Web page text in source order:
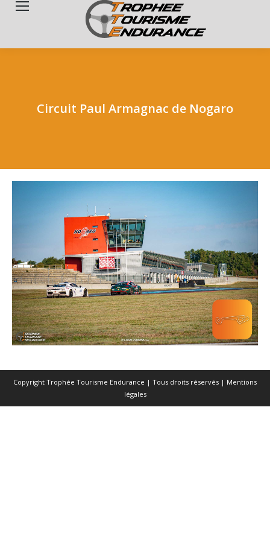
Circuit Paul Armagnac de Nogaro
Copyright Trophée Tourisme Endurance | Tous droits réservés | Mentions
légales